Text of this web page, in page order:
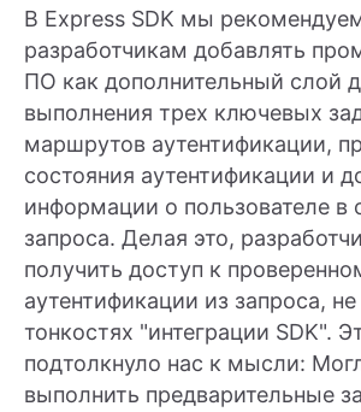
В Express SDK мы
разработчикам добавлять
ПО как дополнительный слой
выполнения трех ключевых
маршрутов аутентификации,
состояния аутентификации и
информации о пользователе в
запроса. Делая это,
получить доступ к
аутентификации из запроса,
тонкостях "интеграции SDK".
подтолкнуло нас к мысли:
выполнить предварительные